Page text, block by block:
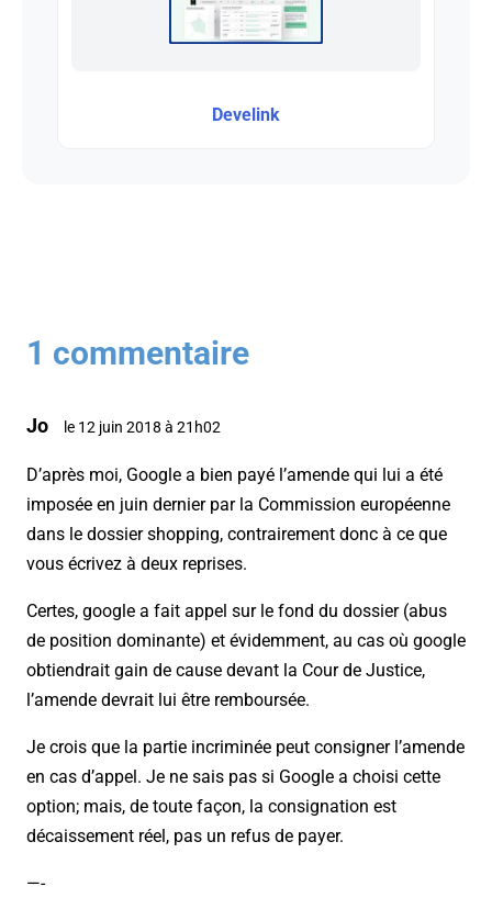
Develink
1 commentaire
Jo le 12 juin 2018 à 21h02
D’après moi, Google a bien payé l’amende qui lui a été
imposée en juin dernier par la Commission européenne
dans le dossier shopping, contrairement donc à ce que
vous écrivez à deux reprises.
Certes, google a fait appel sur le fond du dossier (abus
de position dominante) et évidemment, au cas où google
obtiendrait gain de cause devant la Cour de Justice,
l’amende devrait lui être remboursée.
Je crois que la partie incriminée peut consigner l’amende
en cas d’appel. Je ne sais pas si Google a choisi cette
option; mais, de toute façon, la consignation est
décaissement réel, pas un refus de payer.
—-